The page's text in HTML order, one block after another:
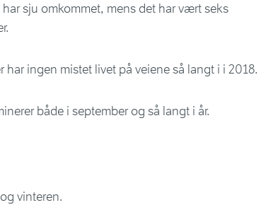
sju omkommet, mens det har vært seks
ingen mistet livet på veiene så langt i i 2018.
både i september og så langt i år.
vinteren.